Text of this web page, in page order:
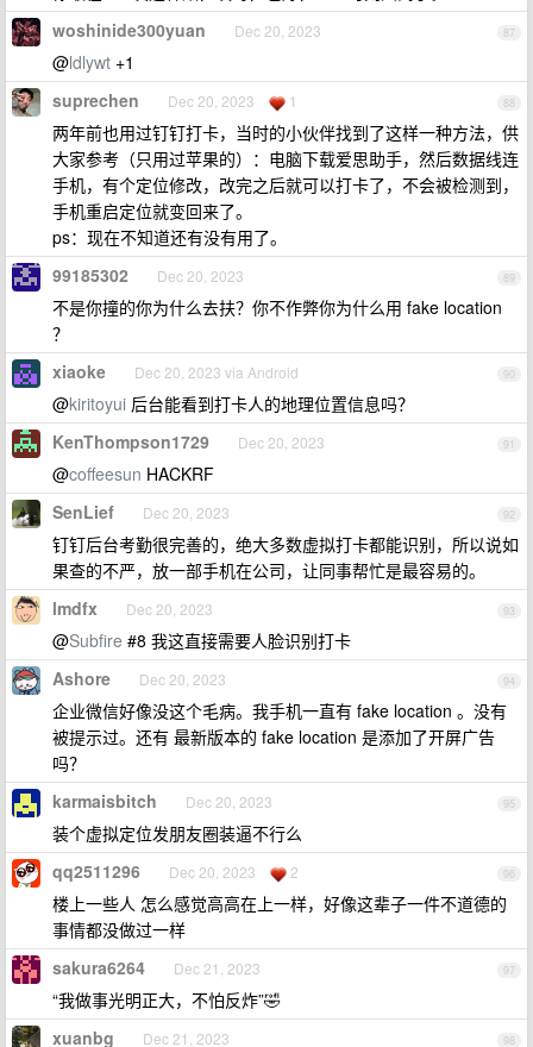
87
woshinide300yuan Dec 20, 2023
@ldlywt +1
88
suprechen Dec 20, 2023 1
两年前也用过钉钉打卡，当时的小伙伴找到了这样一种方法，供
大家参考（只用过苹果的）：电脑下载爱思助手，然后数据线连
手机，有个定位修改，改完之后就可以打卡了，不会被检测到，
手机重启定位就变回来了。
ps：现在不知道还有没有用了。
89
99185302 Dec 20, 2023
不是你撞的你为什么去扶？你不作弊你为什么用 fake location
？
90
xiaoke Dec 20, 2023 via Android
@kiritoyui 后台能看到打卡人的地理位置信息吗？
91
KenThompson1729 Dec 20, 2023
@coffeesun HACKRF
92
SenLief Dec 20, 2023
钉钉后台考勤很完善的，绝大多数虚拟打卡都能识别，所以说如
果查的不严，放一部手机在公司，让同事帮忙是最容易的。
93
lmdfx Dec 20, 2023
@Subfire #8 我这直接需要人脸识别打卡
94
Ashore Dec 20, 2023
企业微信好像没这个毛病。我手机一直有 fake location 。没有
被提示过。还有 最新版本的 fake location 是添加了开屏广告
吗？
95
karmaisbitch Dec 20, 2023
装个虚拟定位发朋友圈装逼不行么
96
qq2511296 Dec 20, 2023 2
楼上一些人 怎么感觉高高在上一样，好像这辈子一件不道德的
事情都没做过一样
97
sakura6264 Dec 21, 2023
“我做事光明正大，不怕反炸”🤣
98
xuanbg Dec 21, 2023